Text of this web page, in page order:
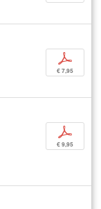
p
€ 7,95
p
€ 9,95